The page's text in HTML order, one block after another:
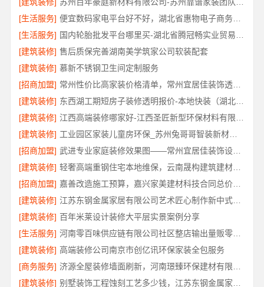
[生活服务]
便宜数码家电平台好不好，湖北省惠物电子商务有限公司品质信赖
[生活服务]
[建筑装修] 售后质保完善湖南美学筑家公司软装配套
[建筑装修] 慕新不锈钢卫生间定制服务
[招商加盟]
常州性价比高家装价格清单，常州宜居佳装饰透明报价
[建筑装修]
东西湖工期短房子装修透明报价-本地快装（湖北）科技有限公司
[建筑装修]
[建筑装修]
工业园区家装儿童房环保_苏州兔哥哥智装新材料有限公司
[招商加盟]
武进专业家庭装修效果图——常州宜居佳装饰设计分享
[建筑装修]
轻奢高端重钢住宅本地维保，云南晟构建筑建材有限公司
[招商加盟]
嘉善改造施工预算，嘉兴家美建材科技合同总价透明控
[建筑装修]
江苏东钢金属家居有限公司艺术匠心制作新中式费用详解
[建筑装修] 百年米莱设计装修大平层实景案例分享
[生活服务]
河南零百味供应链有限公司社区整店输出量贩零食适配全场景
[建筑装修] 高端装修公司南京市创亿讯环保家装全包服务
[商务服务]
[建筑装修]